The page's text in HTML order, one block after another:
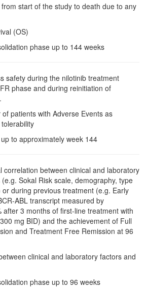
start of the study to death due to any
(OS)
phase up to 144 weeks
safety during the nilotinib treatment
phase and during reinitiation of
patients with Adverse Events as
to approximately week 144
correlation between clinical and laboratory
Sokal Risk scale, demography, type
during previous treatment (e.g. Early
ABL transcript measured by
after 3 months of first-line treatment with
mg BID) and the achievement of Full
and Treatment Free Remission at 96
clinical and laboratory factors and
phase up to 96 weeks